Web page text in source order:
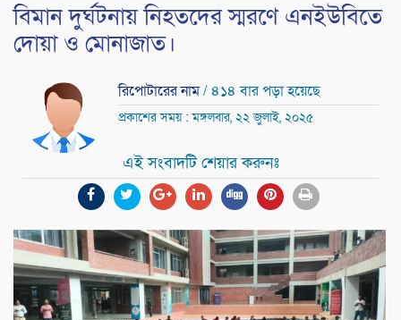
বিমান দুর্ঘটনায় নিহতদের স্মরণে এনইউবিতে
দোয়া ও মোনাজাত।
রিপোটারের নাম/ ৪১৪ বার পড়া হয়েছে
প্রকাশের সময় : মঙ্গলবার, ২২ জুলাই, ২০২৫
এই সংবাদটি শেয়ার করুনঃ